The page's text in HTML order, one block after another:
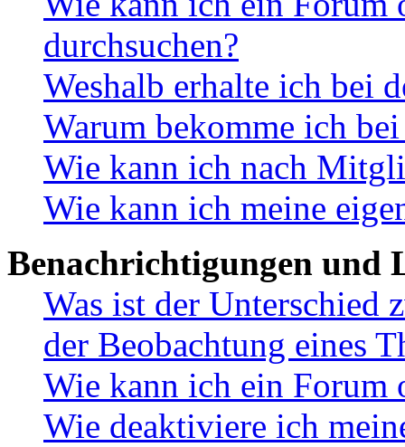
durchsuchen?
Weshalb erhalte ich bei
Warum bekomme ich
Wie kann ich nach
Wie kann ich meine
Benachrichtigungen und
Was ist der Unterschied
der Beobachtung eines
Wie kann ich ein Forum
Wie deaktiviere ich